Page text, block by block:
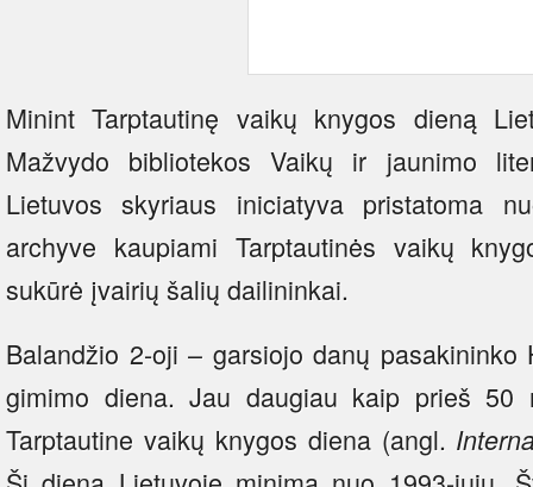
Minint Tarptautinę vaikų knygos dieną
Mažvydo bibliotekos Vaikų ir jaunimo
Lietuvos skyriaus iniciatyva pristatoma
archyve kaupiami Tarptautinės vaikų
sukūrė įvairių šalių dailininkai.
Balandžio 2-oji – garsiojo danų pasakininko
gimimo diena. Jau daugiau kaip prieš 50
Tarptautine vaikų knygos diena (angl.